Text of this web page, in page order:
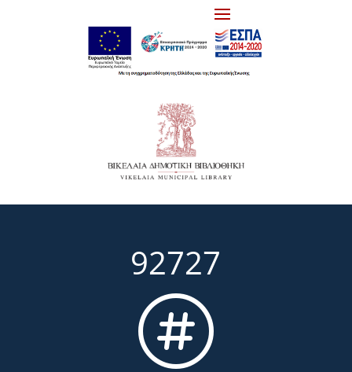
92727
